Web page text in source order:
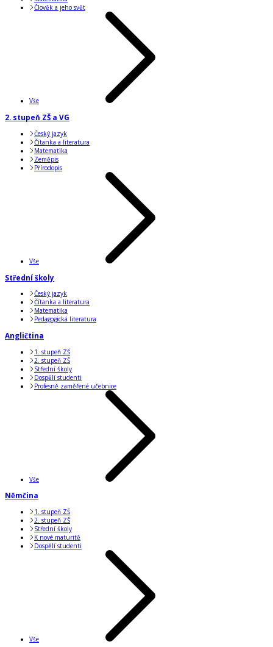
Člověk a jeho svět
Vše
2. stupeň ZŠ a VG
Český jazyk
Čítanka a literatura
Matematika
Zeměpis
Přírodopis
Vše
Střední školy
Český jazyk
Čítanka a literatura
Matematika
Pedagogická literatura
Angličtina
1. stupeň ZŠ
2. stupeň ZŠ
Střední školy
Dospělí studenti
Profesně zaměřené učebnice
Vše
Němčina
1. stupeň ZŠ
2. stupeň ZŠ
Střední školy
K nové maturitě
Dospělí studenti
Vše